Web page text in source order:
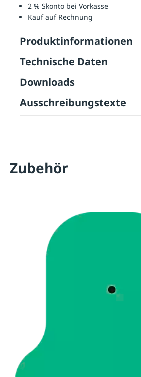
2 % Skonto bei Vorkasse
Kauf auf Rechnung
Produktinformationen
Technische Daten
Downloads
Ausschreibungstexte
Zubehör